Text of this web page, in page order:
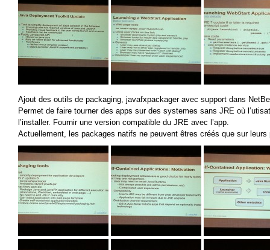
Ajout des outils de packaging, javafxpackager avec support dans
Permet de faire tourner des apps sur des systemes sans JRE où
l’installer. Fournir une version compatible du JRE avec l’app.
Actuellement, les packages natifs ne peuvent êtres créés que sur